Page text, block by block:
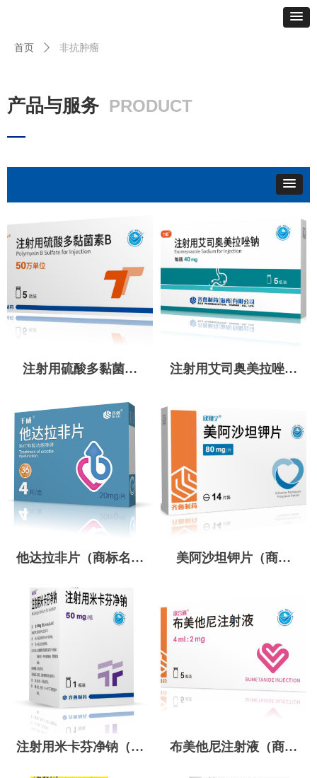
首页 ꄲ 非抗肿瘤
产品与服务 PRODUCT
—
注射用硫酸多黏菌素
注射用艾司奥美拉唑钠
他达拉非片（商标名：
美阿沙坦钾片（商标
注射用米卡芬净钠（商
布美他尼注射液（商标